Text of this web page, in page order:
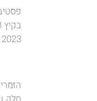
בקיץ 2023 באיטליה!